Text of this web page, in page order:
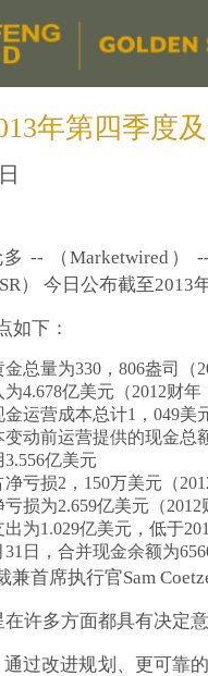
年第四季度
-- （Marketwired） --
） 今日公布截至
如下：
总量为330，806盎司（
为4.678亿美元（2012财
金运营成本总计1，049美
变动前运营提供的现金总
亿美元
亏损2，150万美元（
损为2.659亿美元（2012
为1.029亿美元，低于
31日，合并现金余额为
兼首席执行官Sam
在许多方面都具有决定
过改进规划、更可靠